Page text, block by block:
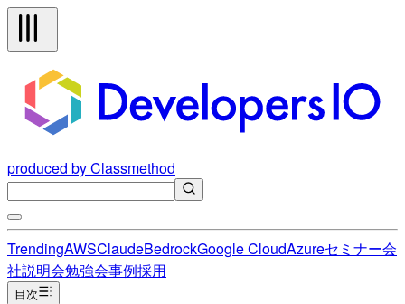
produced by Classmethod
TrendingAWSClaudeBedrockGoogle CloudAzureセミナー会
社説明会勉強会事例採用
目次